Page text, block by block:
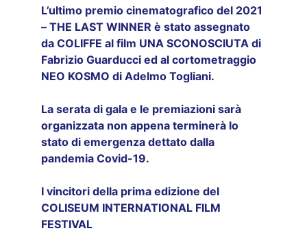
L’ultimo premio cinematografico del 2021
– THE LAST WINNER è stato assegnato
da COLIFFE al film UNA SCONOSCIUTA di
Fabrizio Guarducci ed al cortometraggio
NEO KOSMO di Adelmo Togliani.
La serata di gala e le premiazioni sarà
organizzata non appena terminerà lo
stato di emergenza dettato dalla
pandemia Covid-19.
I vincitori della prima edizione del
COLISEUM INTERNATIONAL FILM
FESTIVAL